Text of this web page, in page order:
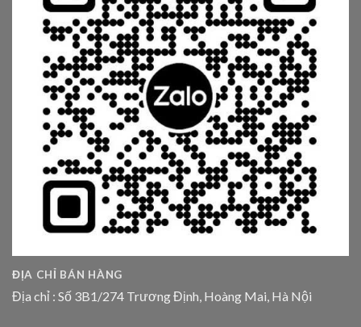
ĐỊA CHỈ BÁN HÀNG
Địa chỉ : Số 3B1/274 Trương Định, Hoàng Mai, Hà Nội